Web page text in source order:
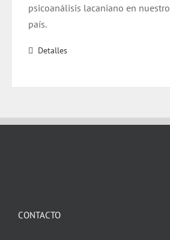
psicoanálisis lacaniano en nuestro
país.
Detalles
CONTACTO